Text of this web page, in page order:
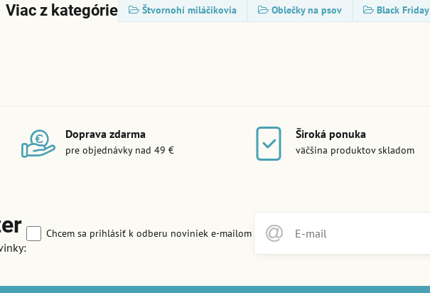
Viac z kategórie Štvornohí miláčikovia Oblečky na psov Black Friday
Doprava zdarma
pre objednávky nad 49 €
Široká ponuka
väčšina produktov skladom
Chcem sa prihlásiť k odberu noviniek e-mailom